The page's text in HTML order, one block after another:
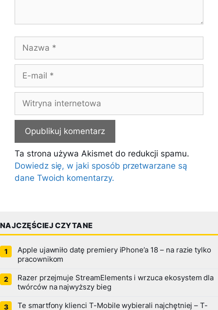
Nazwa
Witryna
internetowa
Ta strona używa Akismet do redukcji spamu.
Dowiedz się, w jaki sposób przetwarzane są
dane Twoich komentarzy.
NAJCZĘŚCIEJ CZYTANE
Apple ujawniło datę premiery iPhone’a 18 – na razie tylko
pracownikom
Razer przejmuje StreamElements i wrzuca ekosystem dla
twórców na najwyższy bieg
Te smartfony klienci T-Mobile wybierali najchętniej – T-